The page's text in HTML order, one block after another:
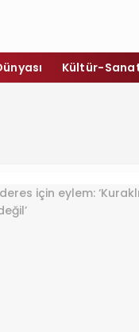
Kültür-